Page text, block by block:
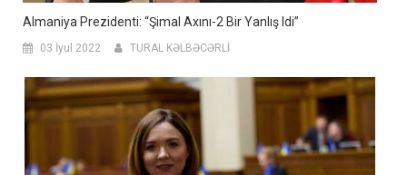
Almaniya Prezidenti: “Şimal Axını-2 Bir Yanlış Idi”
03 İyul 2022 TURAL KƏLBƏCƏRLİ